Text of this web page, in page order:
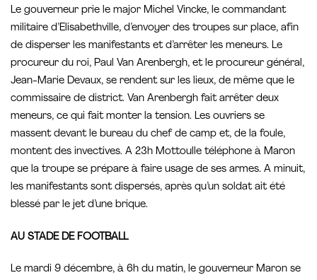
Le gouverneur prie le major Michel Vincke, le commandant
militaire d’Elisabethville, d’envoyer des troupes sur place, afin
de disperser les manifestants et d’arrêter les meneurs. Le
procureur du roi, Paul Van Arenbergh, et le procureur général,
Jean-Marie Devaux, se rendent sur les lieux, de même que le
commissaire de district. Van Arenbergh fait arrêter deux
meneurs, ce qui fait monter la tension. Les ouvriers se
massent devant le bureau du chef de camp et, de la foule,
montent des invectives. A 23h Mottoulle téléphone à Maron
que la troupe se prépare à faire usage de ses armes. A minuit,
les manifestants sont dispersés, après qu’un soldat ait été
blessé par le jet d’une brique.
AU STADE DE FOOTBALL
Le mardi 9 décembre, à 6h du matin, le gouverneur Maron se